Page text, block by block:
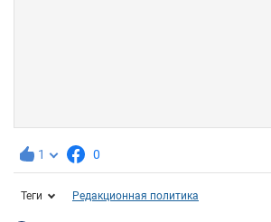
1 0
Теги Редакционная политика